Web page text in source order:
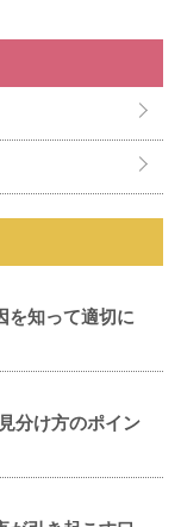
を知って適切に
分け方のポイン